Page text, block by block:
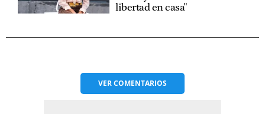
libertad en casa"
VERCOMENTARIOS